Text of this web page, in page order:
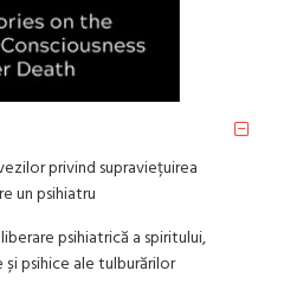
privind supraviețuirea
un psihiatru
psihiatrică a spiritului,
psihice ale tulburărilor